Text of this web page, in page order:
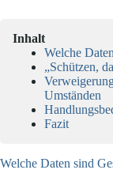
Inhalt
Welche
„Schützen,
Umständen
Fazit
Welche Daten sind